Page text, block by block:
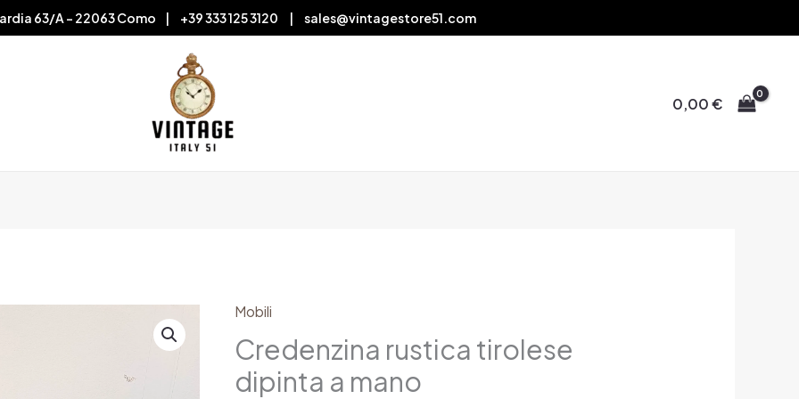
63/A – 22063 Como | +39 333 125 3120 | sales@vintagestore51.com
0,00€
Mobili
Credenzina rustica tirolese
dipinta a mano
Credenzina
rustica
tirolese
dipinta